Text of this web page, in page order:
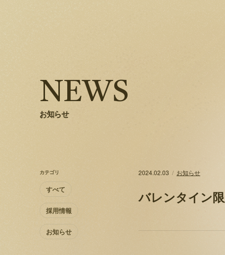
NEWS
お知らせ
カテゴリ
すべて
採用情報
お知らせ
2024.02.03 お知らせ
バレンタイン